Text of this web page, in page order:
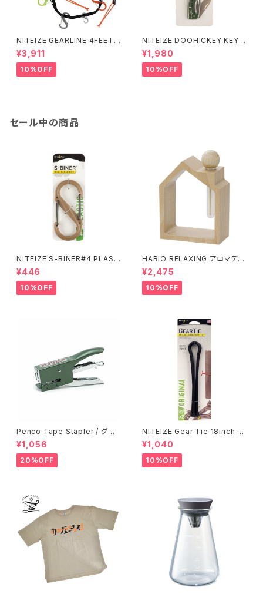
NITEIZE GEARLINE 4FEET /
アソートカラー
¥3,911
10%OFF
NITEIZE DOOHICKEY KEY
CHAIN KNIFE / グリーン
¥1,980
10%OFF
セール中の商品
NITEIZE S-BINER#4 PLAST
IC / コヨーテ
¥446
10%OFF
HARIO RELAXING アロマディ
フューザー 木のお家
¥2,475
10%OFF
Penco Tape Stapler / グリ
ーン
¥1,056
20%OFF
NITEIZE Gear Tie 18inch /
ブラック
¥1,040
10%OFF